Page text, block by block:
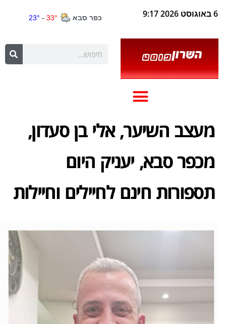
6 באוגוסט 2026 9:17
מעצב השיער, אלי בן סעדון,
מכפר סבא, יעניק היום
תספורות חינם לחיילים וחיילות